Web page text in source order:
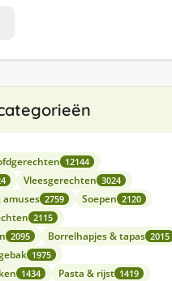
12144
Vleesgerechten 3024
2759 Soepen 2120
2115
2095 Borrelhapjes & tapas 2015
1975
1434 Pasta & rijst 1419